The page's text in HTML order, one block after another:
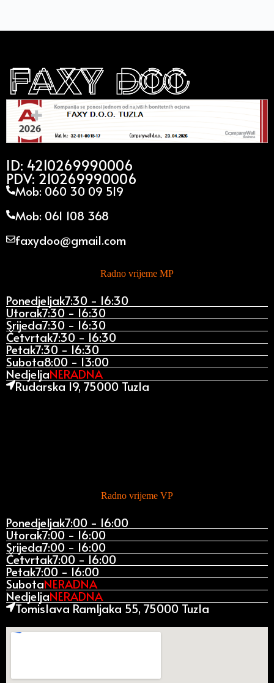
ID: 4210269990006
PDV: 210269990006
Mob: 060 30 09 519
Mob: 061 108 368
faxydoo@gmail.com
Radno vrijeme MP
Ponedjeljak7:30 - 16:30
Utorak7:30 - 16:30
Srijeda7:30 - 16:30
Četvrtak7:30 - 16:30
Petak7:30 - 16:30
Subota8:00 - 13:00
NedjeljaNERADNA
Rudarska 19, 75000 Tuzla
Radno vrijeme VP
Ponedjeljak7:00 - 16:00
Utorak7:00 - 16:00
Srijeda7:00 - 16:00
Četvrtak7:00 - 16:00
Petak7:00 - 16:00
SubotaNERADNA
NedjeljaNERADNA
Tomislava Ramljaka 55, 75000 Tuzla